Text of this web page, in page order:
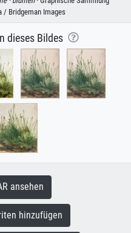
/ Bridgeman Images
dieses Bildes
ansehen
hinzufügen